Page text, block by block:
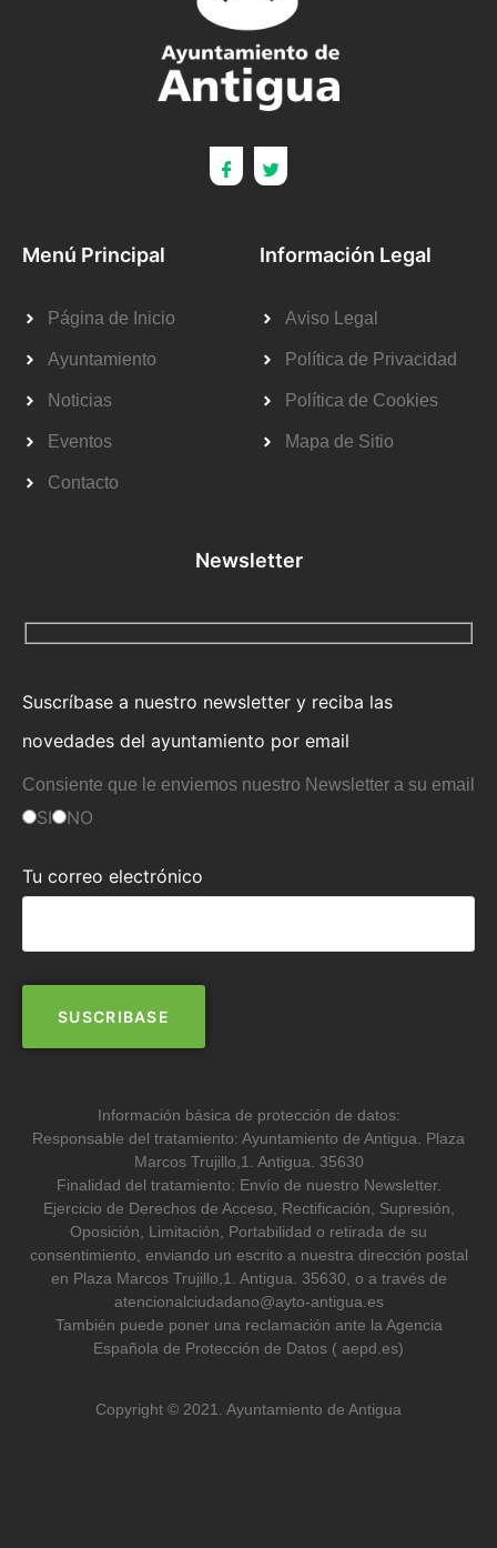
Menú Principal
Página de Inicio
Ayuntamiento
Noticias
Eventos
Contacto
Información Legal
Aviso Legal
Política de Privacidad
Política de Cookies
Mapa de Sitio
Newsletter
Suscríbase a nuestro newsletter y reciba las
novedades del ayuntamiento por email
Consiente que le enviemos nuestro Newsletter a su email
SI NO
Tu correo electrónico
Información básica de protección de datos:
Responsable del tratamiento: Ayuntamiento de Antigua. Plaza
Marcos Trujillo,1. Antigua. 35630
Finalidad del tratamiento: Envío de nuestro Newsletter.
Ejercicio de Derechos de Acceso, Rectificación, Supresión,
Oposición, Limitación, Portabilidad o retirada de su
consentimiento, enviando un escrito a nuestra dirección postal
en Plaza Marcos Trujillo,1. Antigua. 35630, o a través de
atencionalciudadano@ayto-antigua.es
También puede poner una reclamación ante la Agencia
Española de Protección de Datos ( aepd.es)
Copyright © 2021. Ayuntamiento de Antigua